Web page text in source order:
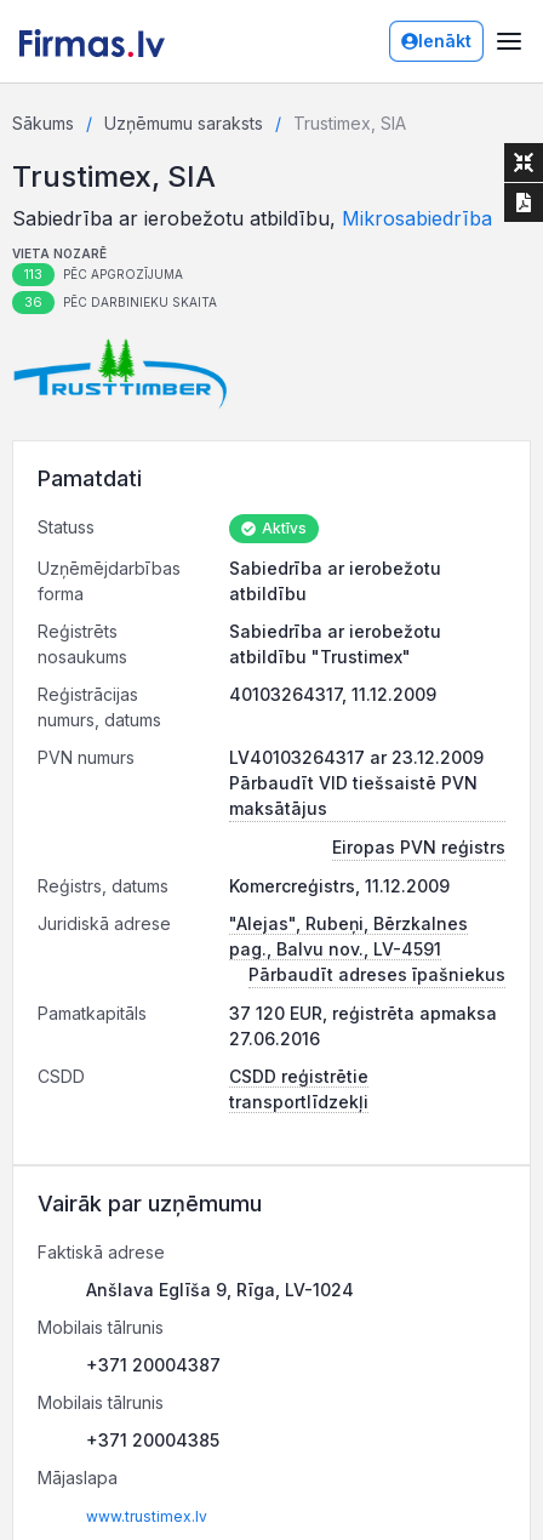
Ienākt
Sākums Uzņēmumu saraksts Trustimex, SIA
Trustimex, SIA
Sabiedrība ar ierobežotu atbildību, Mikrosabiedrība
VIETA NOZARĒ
113 PĒC APGROZĪJUMA
36 PĒC DARBINIEKU SKAITA
Pamatdati
Statuss Aktīvs
Uzņēmējdarbības
forma
Sabiedrība ar ierobežotu
atbildību
Reģistrēts
nosaukums
Sabiedrība ar ierobežotu
atbildību "Trustimex"
Reģistrācijas
numurs, datums
40103264317, 11.12.2009
PVN numurs
LV40103264317 ar 23.12.2009
Pārbaudīt VID tiešsaistē PVN
maksātājus
Eiropas PVN reģistrs
Reģistrs, datums
Komercreģistrs, 11.12.2009
Juridiskā adrese
"Alejas", Rubeņi, Bērzkalnes
pag., Balvu nov., LV-4591
Pārbaudīt adreses īpašniekus
Pamatkapitāls
37 120 EUR, reģistrēta apmaksa
27.06.2016
CSDD
CSDD reģistrētie
transportlīdzekļi
Vairāk par uzņēmumu
Faktiskā adrese
Anšlava Eglīša 9, Rīga, LV-1024
Mobilais tālrunis
+371 20004387
Mobilais tālrunis
+371 20004385
Mājaslapa
www.trustimex.lv